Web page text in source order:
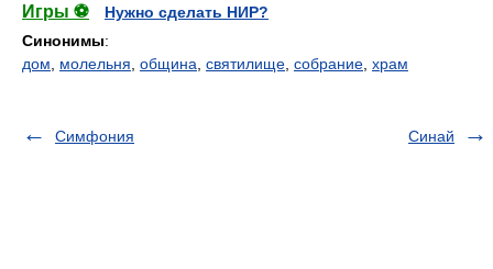
Игры ⚽
Нужно сделать НИР?
Синонимы:
дом
молельня община святилище собрание храм
Симфония Синай